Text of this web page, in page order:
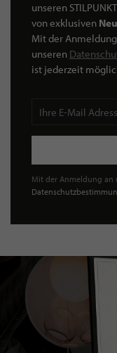
unseren
von exklusiven
Mit der
unseren
ist jederzeit
Mit der Anmeldung an